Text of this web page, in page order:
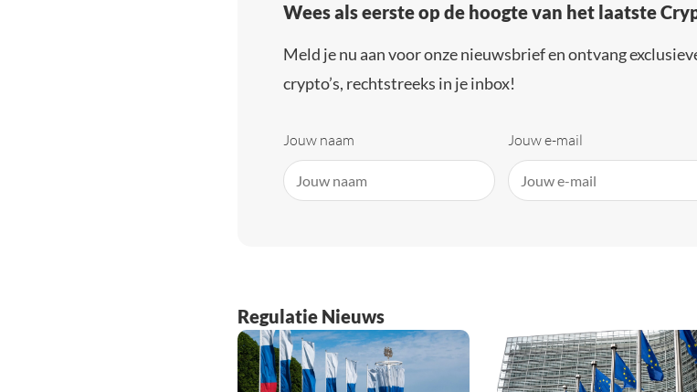
Wees als eerste op de hoogte van het laatste
Meld je nu aan voor onze nieuwsbrief en ontvang
crypto’s, rechtstreeks in je inbox!
Jouw naam Jouw e-mail
Regulatie Nieuws